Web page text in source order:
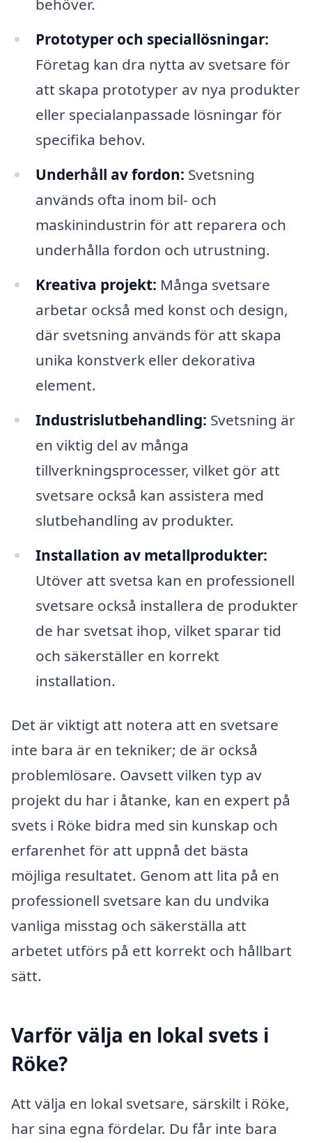
behöver.
Prototyper och speciallösningar:
Företag kan dra nytta av svetsare för
att skapa prototyper av nya produkter
eller specialanpassade lösningar för
specifika behov.
Underhåll av fordon: Svetsning
används ofta inom bil- och
maskinindustrin för att reparera och
underhålla fordon och utrustning.
Kreativa projekt: Många svetsare
arbetar också med konst och design,
där svetsning används för att skapa
unika konstverk eller dekorativa
element.
Industrislutbehandling: Svetsning är
en viktig del av många
tillverkningsprocesser, vilket gör att
svetsare också kan assistera med
slutbehandling av produkter.
Installation av metallprodukter:
Utöver att svetsa kan en professionell
svetsare också installera de produkter
de har svetsat ihop, vilket sparar tid
och säkerställer en korrekt
installation.
Det är viktigt att notera att en svetsare
inte bara är en tekniker; de är också
problemlösare. Oavsett vilken typ av
projekt du har i åtanke, kan en expert på
svets i Röke bidra med sin kunskap och
erfarenhet för att uppnå det bästa
möjliga resultatet. Genom att lita på en
professionell svetsare kan du undvika
vanliga misstag och säkerställa att
arbetet utförs på ett korrekt och hållbart
sätt.
Varför välja en lokal svets i
Röke?
Att välja en lokal svetsare, särskilt i Röke,
har sina egna fördelar. Du får inte bara